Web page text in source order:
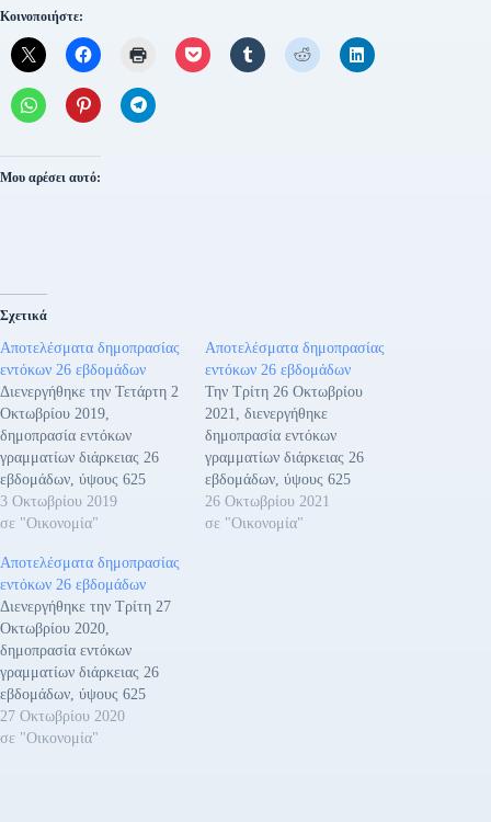
Κοινοποιήστε:
Μου αρέσει αυτό:
Σχετικά
Αποτελέσματα δημοπρασίας
εντόκων 26 εβδομάδων
Διενεργήθηκε την Τετάρτη 2
Οκτωβρίου 2019,
δημοπρασία εντόκων
γραμματίων διάρκειας 26
εβδομάδων, ύψους 625
εκατομμυρίων Ευρώ. Η
απόδοση διαμορφώθηκε στο
συνολικές προσφορές ύψους
1.526 εκατομμυρίων Ευρώ,
πού υπερκάλυψαν το
ζητούμενο ποσό κατά 2,44
φορές. Η δημοπρασία
πραγματοποιήθηκε μέσω των
Βασικών Διαπραγματευτών
Αγοράς (Primary Dealers),
και η ημερομηνία
3 Οκτωβρίου 2019
σε "Οικονομία"
Αποτελέσματα δημοπρασίας
εντόκων 26 εβδομάδων
Την Τρίτη 26 Οκτωβρίου
2021, διενεργήθηκε
δημοπρασία εντόκων
γραμματίων διάρκειας 26
εβδομάδων, ύψους 625
εκατομμυρίων Ευρώ. Η
απόδοση διαμορφώθηκε στο
26 Οκτωβρίου 2021
σε "Οικονομία"
Αποτελέσματα δημοπρασίας
εντόκων 26 εβδομάδων
Διενεργήθηκε την Τρίτη 27
Οκτωβρίου 2020,
δημοπρασία εντόκων
γραμματίων διάρκειας 26
εβδομάδων, ύψους 625
εκατομμυρίων Ευρώ. Η
απόδοση διαμορφώθηκε στο
27 Οκτωβρίου 2020
σε "Οικονομία"